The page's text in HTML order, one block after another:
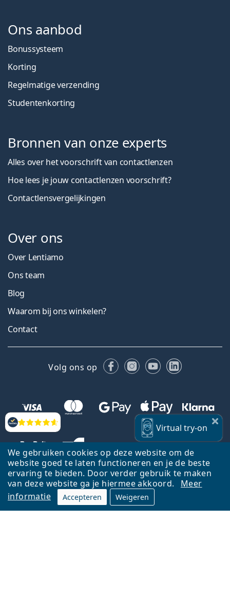
We gebruiken cookies op deze website om de
website goed te laten functioneren en je de beste
ervaring te bieden. Door verder gebruik te maken
van deze website ga je hiermee akkoord.
Meer
informatie
Accepteren Weigeren
Beoordelingen Virtual try-on
Ons aanbod
Bonussysteem
Korting
Regelmatige verzending
Studentenkorting
Bronnen van onze experts
Alles over het voorschrift van contactlenzen
Hoe lees je jouw contactlenzen voorschrift?
Contactlensvergelijkingen
Over ons
Over Lentiamo
Ons team
Blog
Waarom bij ons winkelen?
Contact
Volg ons op FacebookInstagram
YouTubeLinkedIn
Terug naar de homepagina Ga omhoog
Français